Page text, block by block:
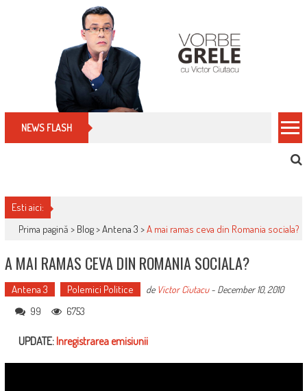
NEWS FLASH Cum îți schimbi, rapid, gratuit și eficient,
Esti aici:
Prima pagină > Blog>Antena 3 >A mai ramas ceva din Romania sociala?
A MAI RAMAS CEVA DIN ROMANIA SOCIALA?
Antena 3 Polemici Politice de Victor Ciutacu- December 10, 2010
99 6753
UPDATE: Inregistrarea emisiunii